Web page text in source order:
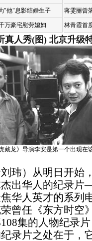
"他"息影结婚生子
万豪宅慰劳媳妇
蒋雯丽曾
林青霞首
真人秀(图) 北京升级
虎藏龙》导演李安是第一个出现在
）从明日开始
杰出华人的纪录
人英才的系列
曾任《东方时空
集的人物纪录
录片之处在于，